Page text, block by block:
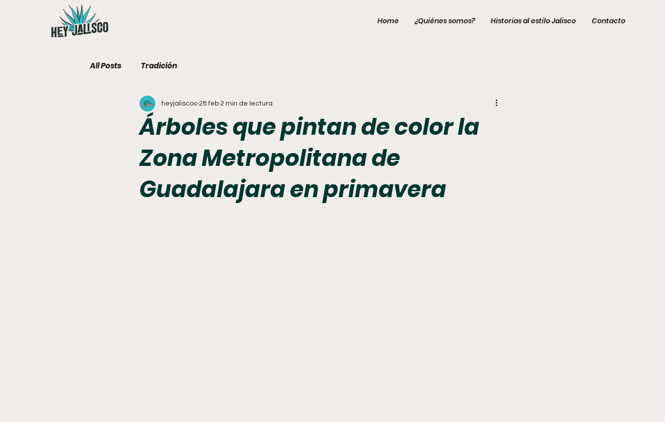
Home ¿Quiénes somos? Historias al estilo Jalisco Contacto
All Posts Tradición
Árboles que pintan de color la
Zona Metropolitana de
Guadalajara en primavera
heyjaliscoo 28 feb 2 min de lectura